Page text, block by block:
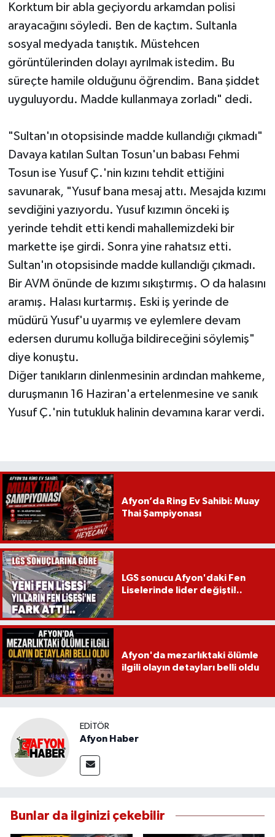
Korktum bir abla geçiyordu arkamdan polisi
arayacağını söyledi. Ben de kaçtım. Sultanla
sosyal medyada tanıştık. Müstehcen
görüntülerinden dolayı ayrılmak istedim. Bu
süreçte hamile olduğunu öğrendim. Bana şiddet
uyguluyordu. Madde kullanmaya zorladı" dedi.
"Sultan'ın otopsisinde madde kullandığı çıkmadı"
Davaya katılan Sultan Tosun'un babası Fehmi
Tosun ise Yusuf Ç.'nin kızını tehdit ettiğini
savunarak, "Yusuf bana mesaj attı. Mesajda kızımı
sevdiğini yazıyordu. Yusuf kızımın önceki iş
yerinde tehdit etti kendi mahallemizdeki bir
markette işe girdi. Sonra yine rahatsız etti.
Sultan'ın otopsisinde madde kullandığı çıkmadı.
Bir AVM önünde de kızımı sıkıştırmış. O da halasını
aramış. Halası kurtarmış. Eski iş yerinde de
müdürü Yusuf'u uyarmış ve eylemlere devam
edersen durumu kolluğa bildireceğini söylemiş"
diye konuştu.
Diğer tanıkların dinlenmesinin ardından mahkeme,
duruşmanın 16 Haziran'a ertelenmesine ve sanık
Yusuf Ç.'nin tutukluk halinin devamına karar verdi.
Afyon’da Ring Ev Sahibi: Muay
Thai Şampiyonası
LGS sonucu Afyon'daki Fen
Liselerinde lider değişti!..
Afyon'da mezarlıktaki ölümle
ilgili olayın detayları belli oldu
EDITÖR
Afyon Haber
Bunlar da ilginizi çekebilir